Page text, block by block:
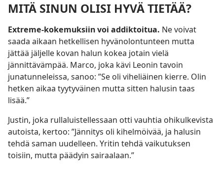
MITÄ SINUN OLISI HYVÄ TIETÄÄ?
Extreme-kokemuksiin voi addiktoitua. Ne voivat
saada aikaan hetkellisen hyvänolontunteen mutta
jättää jäljelle kovan halun kokea jotain vielä
jännittävämpää. Marco, joka kävi Leonin tavoin
junatunneleissa, sanoo: ”Se oli viheliäinen kierre. Olin
hetken aikaa tyytyväinen mutta sitten halusin taas
lisää.”
Justin, joka rullaluistellessaan otti vauhtia ohikulkevista
autoista, kertoo: ”Jännitys oli kihelmöivää, ja halusin
tehdä saman uudelleen. Yritin tehdä vaikutuksen
toisiin, mutta päädyin sairaalaan.”